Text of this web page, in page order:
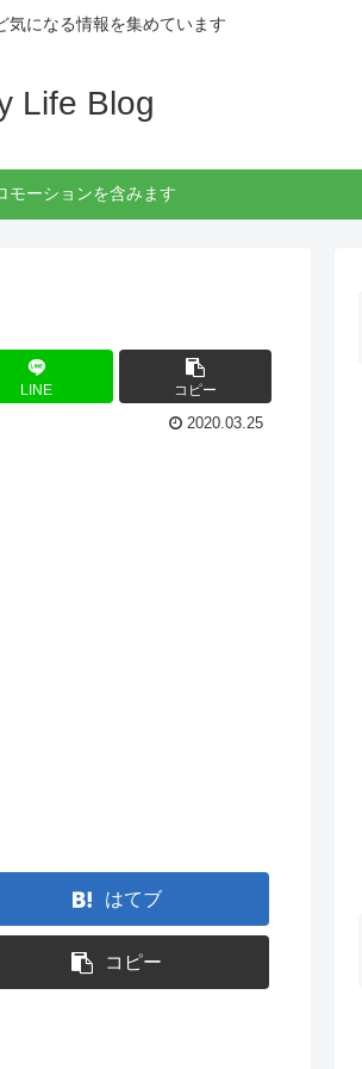
気になる情報を集めています
Life Blog
モーションを含みます
LINE コピー
2020.03.25
はてブ
コピー